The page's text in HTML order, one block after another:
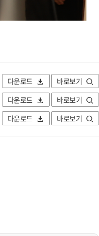
다운로드 바로보기
다운로드 바로보기
다운로드 바로보기